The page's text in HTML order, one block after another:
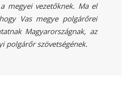
megyei vezetőknek. Ma el
Vas megye polgárőrei
Magyarországnak, az
polgárőr szövetségének.